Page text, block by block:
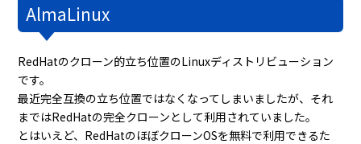
AlmaLinux
RedHatのクローン的立ち位置のLinuxディストリビューション
です。
最近完全互換の立ち位置ではなくなってしまいましたが、それ
まではRedHatの完全クローンとして利用されていました。
とはいえど、RedHatのほぼクローンOSを無料で利用できるた